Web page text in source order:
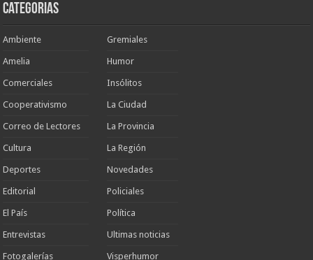
Categorias
Ambiente
Amelia
Comerciales
Cooperativismo
Correo de Lectores
Cultura
Deportes
Editorial
El País
Entrevistas
Fotogalerías
Gremiales
Humor
Insólitos
La Ciudad
La Provincia
La Región
Novedades
Policiales
Política
Ultimas noticias
Visperhumor